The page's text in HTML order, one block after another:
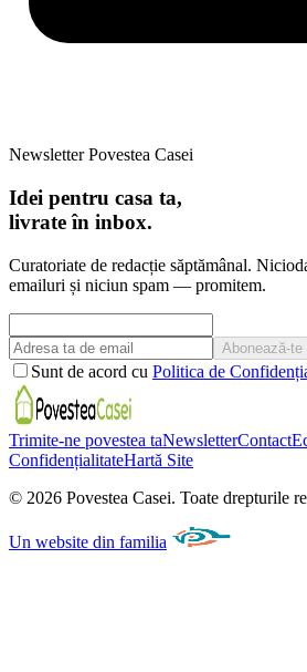
Newsletter Povestea Casei
Idei pentru casa ta,
livrate în inbox.
Curatoriate de redacție săptămânal.
emailuri și niciun spam — promitem.
Abonează-te
Sunt de acord cu Politica de
Trimite-ne povestea taNewsletterContact
ConfidențialitateHartă Site
© 2026 Povestea Casei. Toate drepturile
Un website din familia